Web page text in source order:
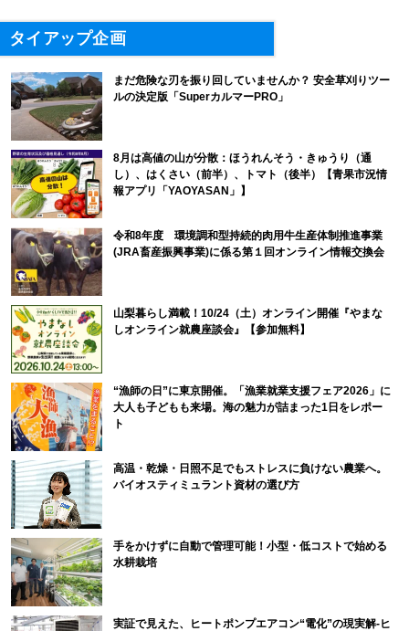
タイアップ企画
まだ危険な刃を振り回していませんか？ 安全草刈りツー
ルの決定版「SuperカルマーPRO」
8月は高値の山が分散：ほうれんそう・きゅうり（通
し）、はくさい（前半）、トマト（後半）【青果市況情
報アプリ「YAOYASAN」】
令和8年度 環境調和型持続的肉用牛生産体制推進事業
(JRA畜産振興事業)に係る第１回オンライン情報交換会
山梨暮らし満載！10/24（土）オンライン開催『やまな
しオンライン就農座談会』【参加無料】
“漁師の日”に東京開催。「漁業就業支援フェア2026」に
大人も子どもも来場。海の魅力が詰まった1日をレポー
ト
高温・乾燥・日照不足でもストレスに負けない農業へ。
バイオスティミュラント資材の選び方
手をかけずに自動で管理可能！小型・低コストで始める
水耕栽培
実証で見えた、ヒートポンプエアコン“電化”の現実解-ヒ